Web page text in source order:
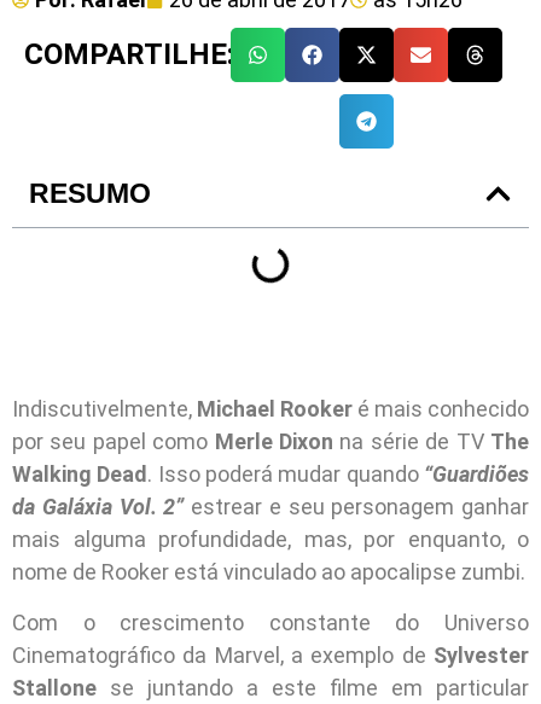
COMPARTILHE:
RESUMO
Indiscutivelmente, Michael Rooker é mais conhecido
por seu papel como Merle Dixon na série de TV The
Walking Dead. Isso poderá mudar quando “Guardiões
da Galáxia Vol. 2”estrear e seu personagem ganhar
mais alguma profundidade, mas, por enquanto, o
nome de Rooker está vinculado ao apocalipse zumbi.
Com o crescimento constante do Universo
Cinematográfico da Marvel, a exemplo de Sylvester
Stallone se juntando a este filme em particular